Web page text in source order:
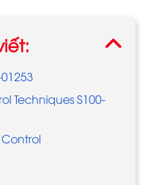
Techniques S100-